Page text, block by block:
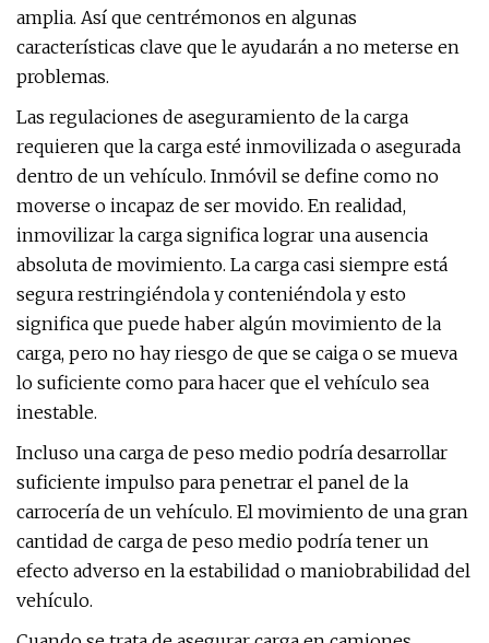
amplia. Así que centrémonos en algunas
características clave que le ayudarán a no meterse en
problemas.
Las regulaciones de aseguramiento de la carga
requieren que la carga esté inmovilizada o asegurada
dentro de un vehículo. Inmóvil se define como no
moverse o incapaz de ser movido. En realidad,
inmovilizar la carga significa lograr una ausencia
absoluta de movimiento. La carga casi siempre está
segura restringiéndola y conteniéndola y esto
significa que puede haber algún movimiento de la
carga, pero no hay riesgo de que se caiga o se mueva
lo suficiente como para hacer que el vehículo sea
inestable.
Incluso una carga de peso medio podría desarrollar
suficiente impulso para penetrar el panel de la
carrocería de un vehículo. El movimiento de una gran
cantidad de carga de peso medio podría tener un
efecto adverso en la estabilidad o maniobrabilidad del
vehículo.